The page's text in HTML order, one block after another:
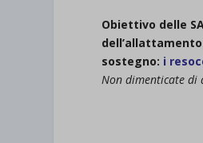
Obiettivo delle
sostegno: i
Non dimenticate di